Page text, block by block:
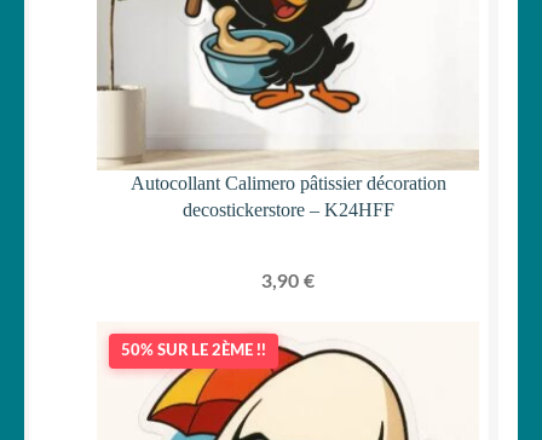
Autocollant Calimero pâtissier décoration
decostickerstore – K24HFF
3,90 €
50% SUR LE 2ÈME !!